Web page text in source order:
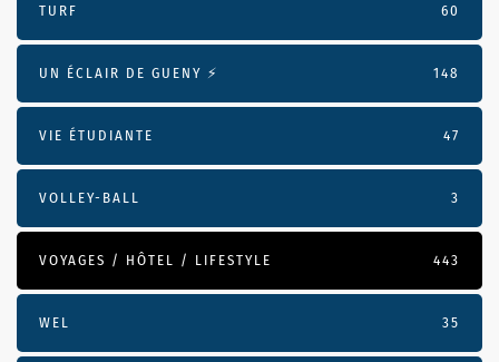
TURF 60
UN ÉCLAIR DE GUENY ⚡️ 148
VIE ÉTUDIANTE 47
VOLLEY-BALL 3
VOYAGES / HÔTEL / LIFESTYLE 443
WEL 35